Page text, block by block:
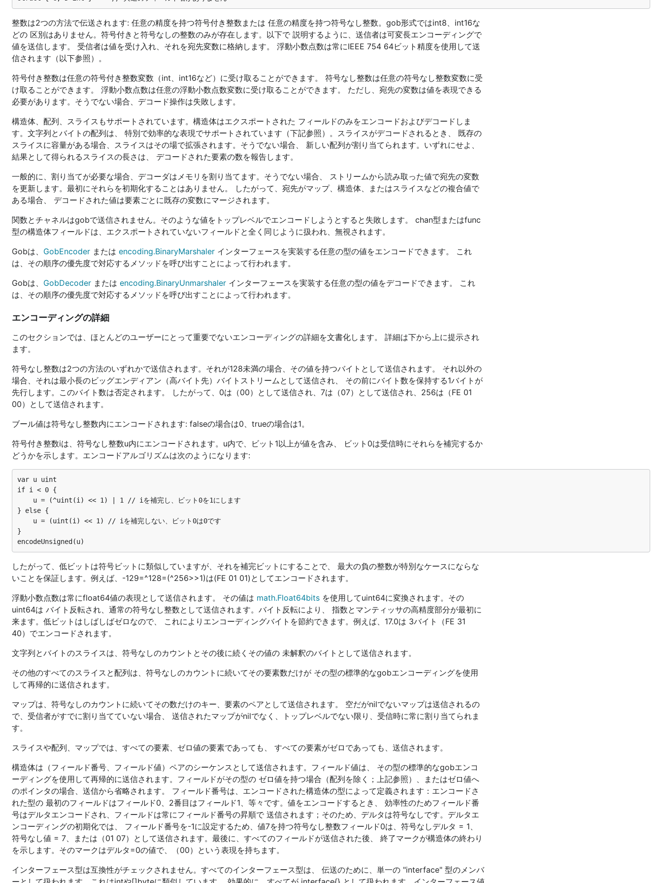
整数は2つの方法で伝送されます: 任意の精度を持つ符号付き整数または 任意の精度を持つ符号なし整数。gob形式ではint8、int16な
どの 区別はありません。符号付きと符号なしの整数のみが存在します。以下で 説明するように、送信者は可変長エンコーディングで
値を送信します。 受信者は値を受け入れ、それを宛先変数に格納します。 浮動小数点数は常にIEEE 754 64ビット精度を使用して送
信されます（以下参照）。
符号付き整数は任意の符号付き整数変数（int、int16など）に受け取ることができます。 符号なし整数は任意の符号なし整数変数に受
け取ることができます。 浮動小数点数は任意の浮動小数点数変数に受け取ることができます。 ただし、宛先の変数は値を表現できる
必要があります。そうでない場合、デコード操作は失敗します。
構造体、配列、スライスもサポートされています。構造体はエクスポートされた フィールドのみをエンコードおよびデコードしま
す。文字列とバイトの配列は、 特別で効率的な表現でサポートされています（下記参照）。スライスがデコードされるとき、 既存の
スライスに容量がある場合、スライスはその場で拡張されます。そうでない場合、 新しい配列が割り当てられます。いずれにせよ、
結果として得られるスライスの長さは、 デコードされた要素の数を報告します。
一般的に、割り当てが必要な場合、デコーダはメモリを割り当てます。そうでない場合、 ストリームから読み取った値で宛先の変数
を更新します。最初にそれらを初期化することはありません。 したがって、宛先がマップ、構造体、またはスライスなどの複合値で
ある場合、 デコードされた値は要素ごとに既存の変数にマージされます。
関数とチャネルはgobで送信されません。そのような値をトップレベルでエンコードしようとすると失敗します。 chan型またはfunc
型の構造体フィールドは、エクスポートされていないフィールドと全く同じように扱われ、無視されます。
Gobは、 GobEncoder または encoding.BinaryMarshaler インターフェースを実装する任意の型の値をエンコードできます。 これ
は、その順序の優先度で対応するメソッドを呼び出すことによって行われます。
Gobは、 GobDecoder または encoding.BinaryUnmarshaler インターフェースを実装する任意の型の値をデコードできます。 これ
は、その順序の優先度で対応するメソッドを呼び出すことによって行われます。
エンコーディングの詳細
このセクションでは、ほとんどのユーザーにとって重要でないエンコーディングの詳細を文書化します。 詳細は下から上に提示され
ます。
符号なし整数は2つの方法のいずれかで送信されます。それが128未満の場合、その値を持つバイトとして送信されます。 それ以外の
場合、それは最小長のビッグエンディアン（高バイト先）バイトストリームとして送信され、 その前にバイト数を保持する1バイトが
先行します。このバイト数は否定されます。 したがって、0は（00）として送信され、7は（07）として送信され、256は（FE 01
00）として送信されます。
ブール値は符号なし整数内にエンコードされます: falseの場合は0、trueの場合は1。
符号付き整数iは、符号なし整数u内にエンコードされます。u内で、ビット1以上が値を含み、 ビット0は受信時にそれらを補完するか
どうかを示します。エンコードアルゴリズムは次のようになります:
var u uint
if i < 0 {
} else {
}
したがって、低ビットは符号ビットに類似していますが、それを補完ビットにすることで、 最大の負の整数が特別なケースにならな
いことを保証します。例えば、-129=^128=(^256>>1)は(FE 01 01)としてエンコードされます。
浮動小数点数は常にfloat64値の表現として送信されます。 その値は math.Float64bits を使用してuint64に変換されます。その
uint64は バイト反転され、通常の符号なし整数として送信されます。バイト反転により、 指数とマンティッサの高精度部分が最初に
来ます。低ビットはしばしばゼロなので、 これによりエンコーディングバイトを節約できます。例えば、17.0は 3バイト（FE 31
40）でエンコードされます。
文字列とバイトのスライスは、符号なしのカウントとその後に続くその値の 未解釈のバイトとして送信されます。
その他のすべてのスライスと配列は、符号なしのカウントに続いてその要素数だけが その型の標準的なgobエンコーディングを使用
して再帰的に送信されます。
マップは、符号なしのカウントに続いてその数だけのキー、要素のペアとして送信されます。 空だがnilでないマップは送信されるの
で、受信者がすでに割り当てていない場合、 送信されたマップがnilでなく、トップレベルでない限り、受信時に常に割り当てられま
す。
スライスや配列、マップでは、すべての要素、ゼロ値の要素であっても、 すべての要素がゼロであっても、送信されます。
構造体は（フィールド番号、フィールド値）ペアのシーケンスとして送信されます。フィールド値は、 その型の標準的なgobエンコ
ーディングを使用して再帰的に送信されます。フィールドがその型の ゼロ値を持つ場合（配列を除く；上記参照）、またはゼロ値へ
のポインタの場合、送信から省略されます。 フィールド番号は、エンコードされた構造体の型によって定義されます：エンコードさ
れた型の 最初のフィールドはフィールド0、2番目はフィールド1、等々です。値をエンコードするとき、 効率性のためフィールド番
号はデルタエンコードされ、フィールドは常にフィールド番号の昇順で 送信されます；そのため、デルタは符号なしです。デルタエ
ンコーディングの初期化では、 フィールド番号を-1に設定するため、値7を持つ符号なし整数フィールド0は、符号なしデルタ = 1、
符号なし値 = 7、または（01 07）として送信されます。最後に、すべてのフィールドが送信された後、 終了マークが構造体の終わり
を示します。そのマークはデルタ=0の値で、（00）という表現を持ちます。
インターフェース型は互換性がチェックされません。すべてのインターフェース型は、 伝送のために、単一の "interface" 型のメンバ